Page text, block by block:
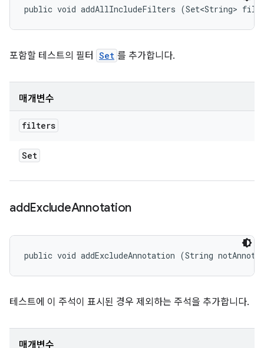
public void addAllIncludeFilters (Set<String>
포함할 테스트의 필터 Set 를 추가합니다.
매개변수
filters
Set
addExcludeAnnotation
public void addExcludeAnnotation (String
테스트에 이 주석이 표시된 경우 제외하는 주석을 추가합니다.
매개변수